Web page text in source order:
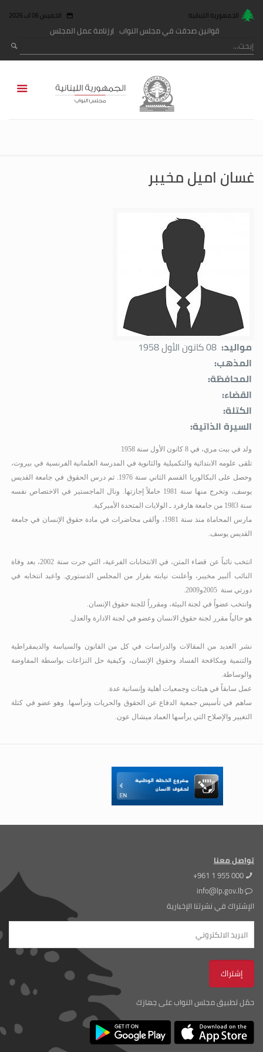
الجمهورية اللبنانية الخميس 06 آب 2026
قوانين صدقت في مجلس النواب رزنامة عمل المجلس
غسان اميل مخيبر
مواليد: 08 كانون الأول 1958
المذهب:
المحافظة:
القضاء:
الكتلة:
السيرة الذاتية:
ولد في بيت مري، في 8 كانون الأول سنة 1958
تلقى علومه الابتدائية والتكميلية والثانوية في المدرسة العلمانية الفرنسية في بيروت،
وحصل على البكالوريا القسم الثاني سنة 1976
. ثم درس الحقوق في جامعة القديس
يوسف، وتخرج منها سنة 1981 حاملاً إجازتها. ونال الماجستير في الاختصاص نفسه
سنة 1983 من جامعة هارفرد ـ الولايات المتحدة الأميركية.
مارس المحاماة منذ سنة 1981، وألقى محاضرات في مادة حقوق الإنسان في جامعة
القديس يوسف.
انتخب نائباً عن قضاء المتن، في الانتخابات الفرعية، التي جرت سنة 2002، بعد وفاة
النائب ألبير مخيبر، وأعلنت نيابته بقرار من المجلس الدستوري. واعيد انتخابه في
دورتي سنة 2005و2009
.
وانتخب عضواً في لجنة البيئة، ومقرراً للجنة حقوق الإنسان.
هو حالياً مقرر لجنة حقوق الانسان وعضو في لجنة الادارة والعدل.
نشر العديد من المقالات والدراسات في كل من القانون والسياسة والديمقراطية
والتنمية ومكافحة الفساد وحقوق الإنسان، وكيفية حل النزاعات بواسطة المفاوضة
والوساطة.
عمل سابقاً في هيئات وجمعيات أهلية وإنسانية عدة.
ساهم في تأسيس جمعية الدفاع عن الحقوق والحريات وترأسها. وهو عضو في كتلة
التغيير والإصلاح التي يرأسها العماد ميشال عون.
تواصل معنا
+961 1 955 000
info@lp.gov.lb
الإشتراك في نشرتنا الإخبارية
حمّل تطبيق مجلس النواب على جهازك